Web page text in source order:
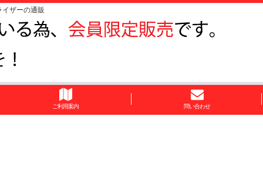
ザーの通販
ご利用案内 問い合わせ